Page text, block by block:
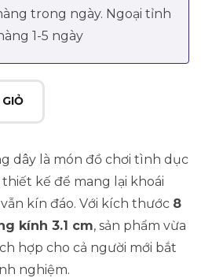
trong ngày. Ngoại tỉnh
1-5 ngày
dây là món đồ chơi tình dục
kế để mang lại khoái
kín đáo. Với kích thước 8
kính 3.1 cm, sản phẩm vừa
hợp cho cả người mới bắt
nghiệm.